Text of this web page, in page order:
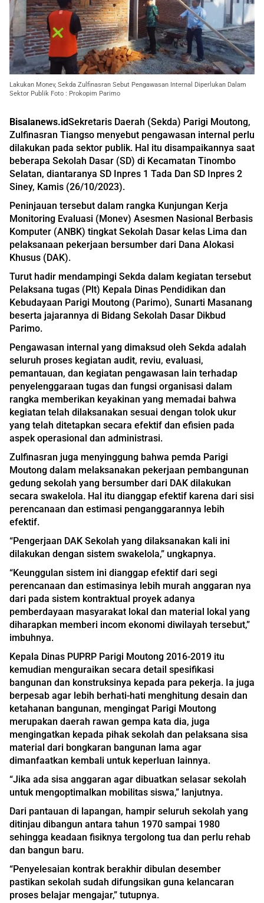
Lakukan Monev, Sekda Zulfinasran Sebut Pengawasan Internal Diperlukan Dalam
Sektor Publik Foto : Prokopim Parimo
Bisalanews.idSekretaris Daerah (Sekda) Parigi Moutong,
Zulfinasran Tiangso menyebut pengawasan internal perlu
dilakukan pada sektor publik. Hal itu disampaikannya saat
beberapa Sekolah Dasar (SD) di Kecamatan Tinombo
Selatan, diantaranya SD Inpres 1 Tada Dan SD Inpres 2
Siney, Kamis (26/10/2023).
Peninjauan tersebut dalam rangka Kunjungan Kerja
Monitoring Evaluasi (Monev) Asesmen Nasional Berbasis
Komputer (ANBK) tingkat Sekolah Dasar kelas Lima dan
pelaksanaan pekerjaan bersumber dari Dana Alokasi
Khusus (DAK).
Turut hadir mendampingi Sekda dalam kegiatan tersebut
Pelaksana tugas (Plt) Kepala Dinas Pendidikan dan
Kebudayaan Parigi Moutong (Parimo), Sunarti Masanang
beserta jajarannya di Bidang Sekolah Dasar Dikbud
Parimo.
Pengawasan internal yang dimaksud oleh Sekda adalah
seluruh proses kegiatan audit, reviu, evaluasi,
pemantauan, dan kegiatan pengawasan lain terhadap
penyelenggaraan tugas dan fungsi organisasi dalam
rangka memberikan keyakinan yang memadai bahwa
kegiatan telah dilaksanakan sesuai dengan tolok ukur
yang telah ditetapkan secara efektif dan efisien pada
aspek operasional dan administrasi.
Zulfinasran juga menyinggung bahwa pemda Parigi
Moutong dalam melaksanakan pekerjaan pembangunan
gedung sekolah yang bersumber dari DAK dilakukan
secara swakelola. Hal itu dianggap efektif karena dari sisi
perencanaan dan estimasi penganggarannya lebih
efektif.
“Pengerjaan DAK Sekolah yang dilaksanakan kali ini
dilakukan dengan sistem swakelola,” ungkapnya.
“Keunggulan sistem ini dianggap efektif dari segi
perencanaan dan estimasinya lebih murah anggaran nya
dari pada sistem kontraktual proyek adanya
pemberdayaan masyarakat lokal dan material lokal yang
diharapkan memberi incom ekonomi diwilayah tersebut,”
imbuhnya.
Kepala Dinas PUPRP Parigi Moutong 2016-2019 itu
kemudian menguraikan secara detail spesifikasi
bangunan dan konstruksinya kepada para pekerja. Ia juga
berpesab agar lebih berhati-hati menghitung desain dan
ketahanan bangunan, mengingat Parigi Moutong
merupakan daerah rawan gempa kata dia, juga
mengingatkan kepada pihak sekolah dan pelaksana sisa
material dari bongkaran bangunan lama agar
dimanfaatkan kembali untuk keperluan lainnya.
“Jika ada sisa anggaran agar dibuatkan selasar sekolah
untuk mengoptimalkan mobilitas siswa,” lanjutnya.
Dari pantauan di lapangan, hampir seluruh sekolah yang
ditinjau dibangun antara tahun 1970 sampai 1980
sehingga keadaan fisiknya tergolong tua dan perlu rehab
dan bangun baru.
“Penyelesaian kontrak berakhir dibulan desember
pastikan sekolah sudah difungsikan guna kelancaran
proses belajar mengajar,” tutupnya.